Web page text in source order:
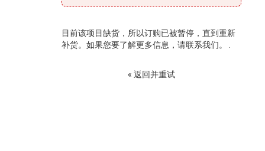
目前该项目缺货，所以订购已被暂停，直到重新
补货。如果您要了解更多信息，请联系我们。 .
« 返回并重试